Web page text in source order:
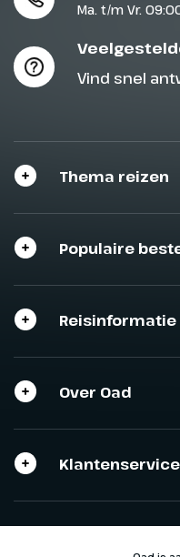
Ma. t/m Vr.
Vind snel
Thema reizen
Populaire
Reisinformatie
Over Oad
Klantenservice